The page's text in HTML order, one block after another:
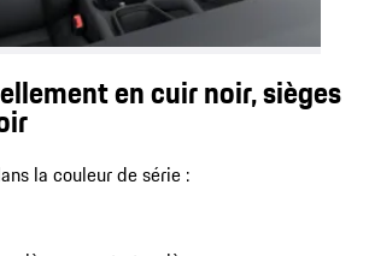
en cuir noir, sièges
la couleur de série :